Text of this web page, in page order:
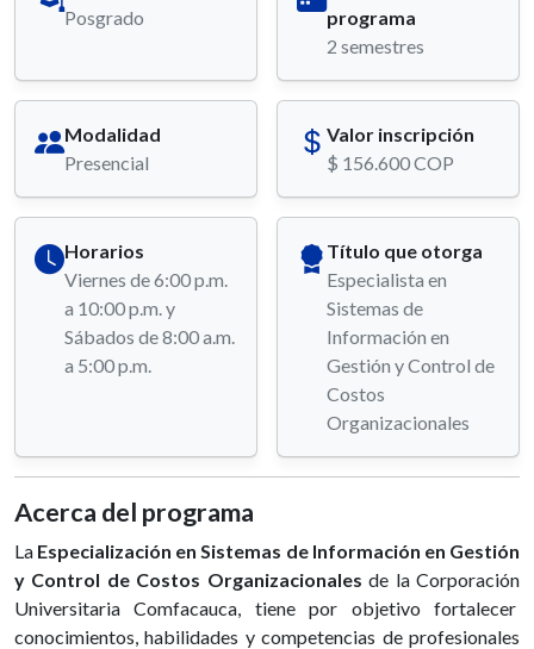
Posgrado
programa
2 semestres
Modalidad
Presencial
Valor inscripción
$ 156.600 COP
Horarios
Viernes de 6:00 p.m.
a 10:00 p.m. y
Sábados de 8:00 a.m.
a 5:00 p.m.
Título que otorga
Especialista en
Sistemas de
Información en
Gestión y Control de
Costos
Organizacionales
Acerca del programa
La Especialización en Sistemas de Información en Gestión
y Control de Costos Organizacionales de la Corporación
Universitaria Comfacauca, tiene por objetivo fortalecer
conocimientos, habilidades y competencias de profesionales